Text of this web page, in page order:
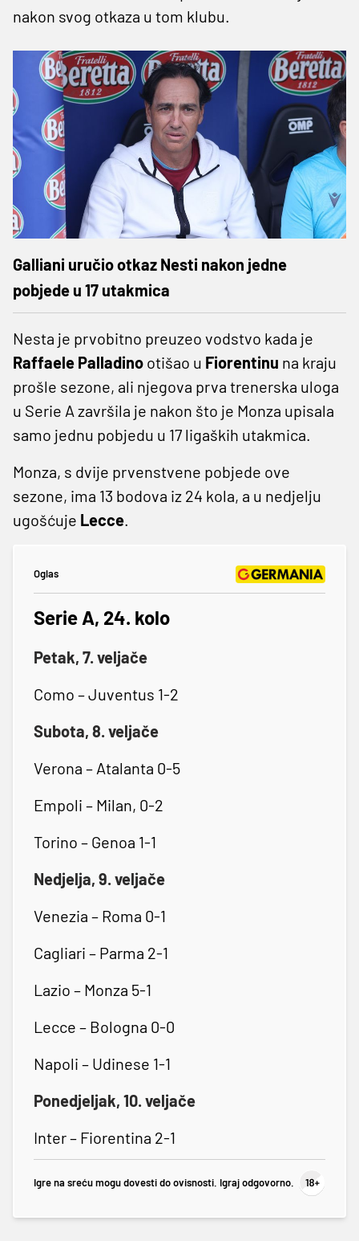
nakon svog otkaza u tom klubu.
Galliani uručio otkaz Nesti nakon jedne
pobjede u 17 utakmica
Nesta je prvobitno preuzeo vodstvo kada je
Raffaele Palladino otišao u Fiorentinu na kraju
prošle sezone, ali njegova prva trenerska uloga
u Serie A završila je nakon što je Monza upisala
samo jednu pobjedu u 17 ligaških utakmica.
Monza, s dvije prvenstvene pobjede ove
sezone, ima 13 bodova iz 24 kola, a u nedjelju
ugošćuje Lecce.
Oglas
Serie A, 24. kolo
Petak, 7. veljače
Como – Juventus 1-2
Subota, 8. veljače
Verona – Atalanta 0-5
Empoli – Milan, 0-2
Torino – Genoa 1-1
Nedjelja, 9. veljače
Venezia – Roma 0-1
Cagliari – Parma 2-1
Lazio – Monza 5-1
Lecce – Bologna 0-0
Napoli – Udinese 1-1
Ponedjeljak, 10. veljače
Inter – Fiorentina 2-1
Igre na sreću mogu dovesti do ovisnosti. Igraj odgovorno.